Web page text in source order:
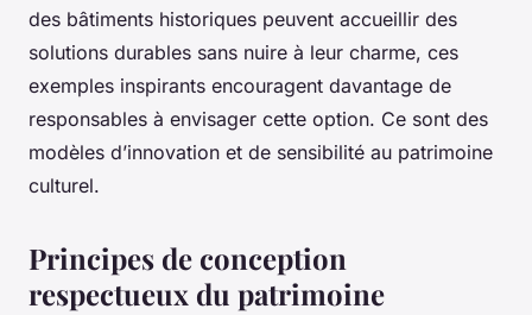
des bâtiments historiques peuvent accueillir des
solutions durables sans nuire à leur charme, ces
exemples inspirants encouragent davantage de
responsables à envisager cette option. Ce sont des
modèles d’innovation et de sensibilité au patrimoine
culturel.
Principes de conception
respectueux du patrimoine